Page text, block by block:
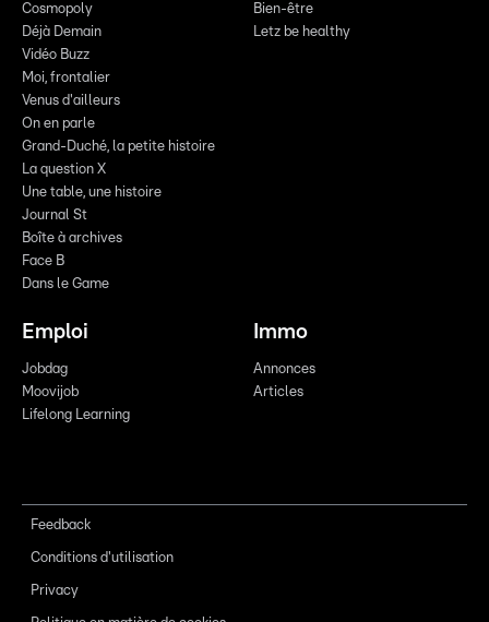
Cosmopoly
Déjà Demain
Vidéo Buzz
Moi, frontalier
Venus d'ailleurs
On en parle
Grand-Duché, la petite histoire
La question X
Une table, une histoire
Journal St
Boîte à archives
Face B
Dans le Game
Bien-être
Letz be healthy
Emploi
Jobdag
Moovijob
Lifelong Learning
Immo
Annonces
Articles
Feedback
Conditions d'utilisation
Privacy